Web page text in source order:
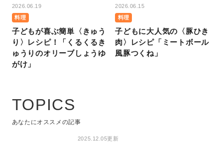
2026.06.19
料理
子どもが喜ぶ簡単〈きゅう
り〉レシピ！「くるくるき
ゅうりのオリーブしょうゆ
がけ」
2026.06.15
料理
子どもに大人気の〈豚ひき
肉〉レシピ「ミートボール
風豚つくね」
TOPICS
あなたにオススメの記事
2025.12.05更新